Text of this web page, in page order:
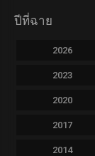
ปีที่ฉาย
2026
2023
2020
2017
2014